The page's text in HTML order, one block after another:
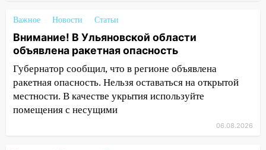
11:49 Снят режим «Ракетная
опасность» на территории Ульяновской
области
11:30 Кабмин РФ разрешил до 1 июля
2027 года импорт, выпуск и обращение
бензина Евро 2, Евро 3, Евро 4
Соцсети: на Рябикова автомобиль
Важное Новости Статьи
Внимание! В Ульяновской области
объявлена ракетная опасность
Губернатор сообщил, что в регионе объявлена
ракетная опасность. Нельзя оставаться на открытой
местности. В качестве укрытия используйте
помещения с несущими
06.08.2026